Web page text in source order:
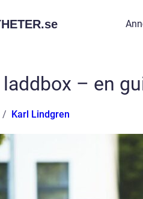
se
laddbox – en
Karl Lindgren